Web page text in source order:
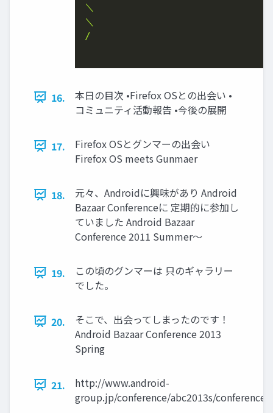
＼
＼
/
16.
本日の目次 •Firefox OSとの出会い •
コミュニティ活動報告 •今後の展開
17.
Firefox OSとグンマーの出会い
Firefox OS meets Gunmaer
18.
元々、Androidに興味があり Android
Bazaar Conferenceに 定期的に参加し
ていました Android Bazaar
Conference 2011 Summer～
19.
この頃のグンマーは 只のギャラリー
でした。
20.
そこで、出会ってしまったのです！
Android Bazaar Conference 2013
Spring
21.
http://www.android-
group.jp/conference/abc2013s/